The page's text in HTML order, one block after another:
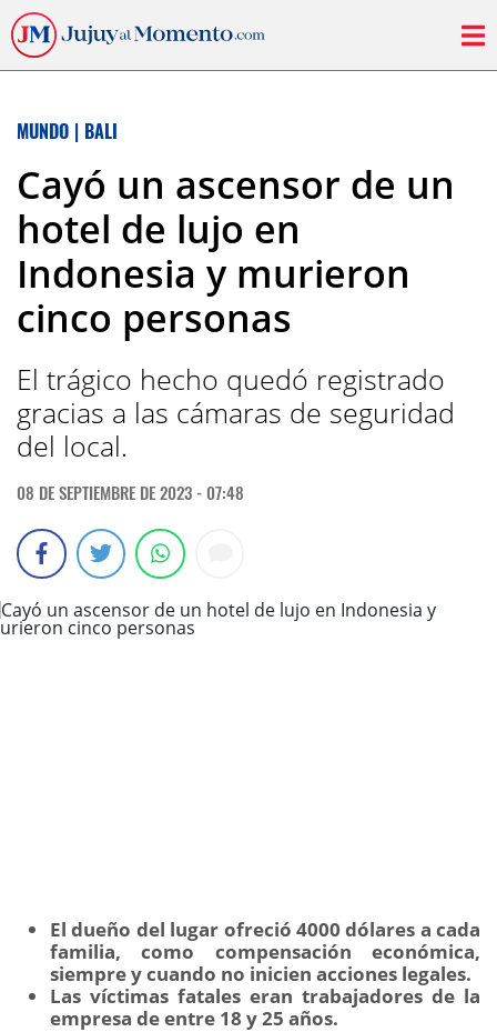
MUNDO | BALI
Cayó un ascensor de un
hotel de lujo en
Indonesia y murieron
cinco personas
El trágico hecho quedó registrado
gracias a las cámaras de seguridad
del local.
08 DE SEPTIEMBRE DE 2023 - 07:48
El dueño del lugar ofreció 4000 dólares a cada
familia, como compensación económica,
siempre y cuando no inicien acciones legales.
Las víctimas fatales eran trabajadores de la
empresa de entre 18 y 25 años.